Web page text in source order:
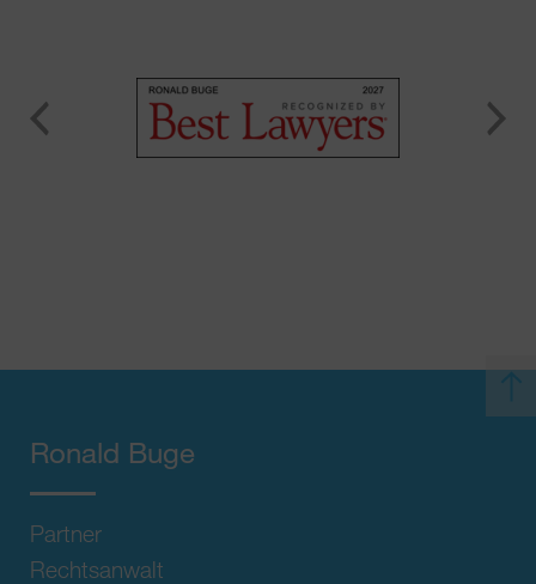
Ronald Buge
Partner
Rechtsanwalt